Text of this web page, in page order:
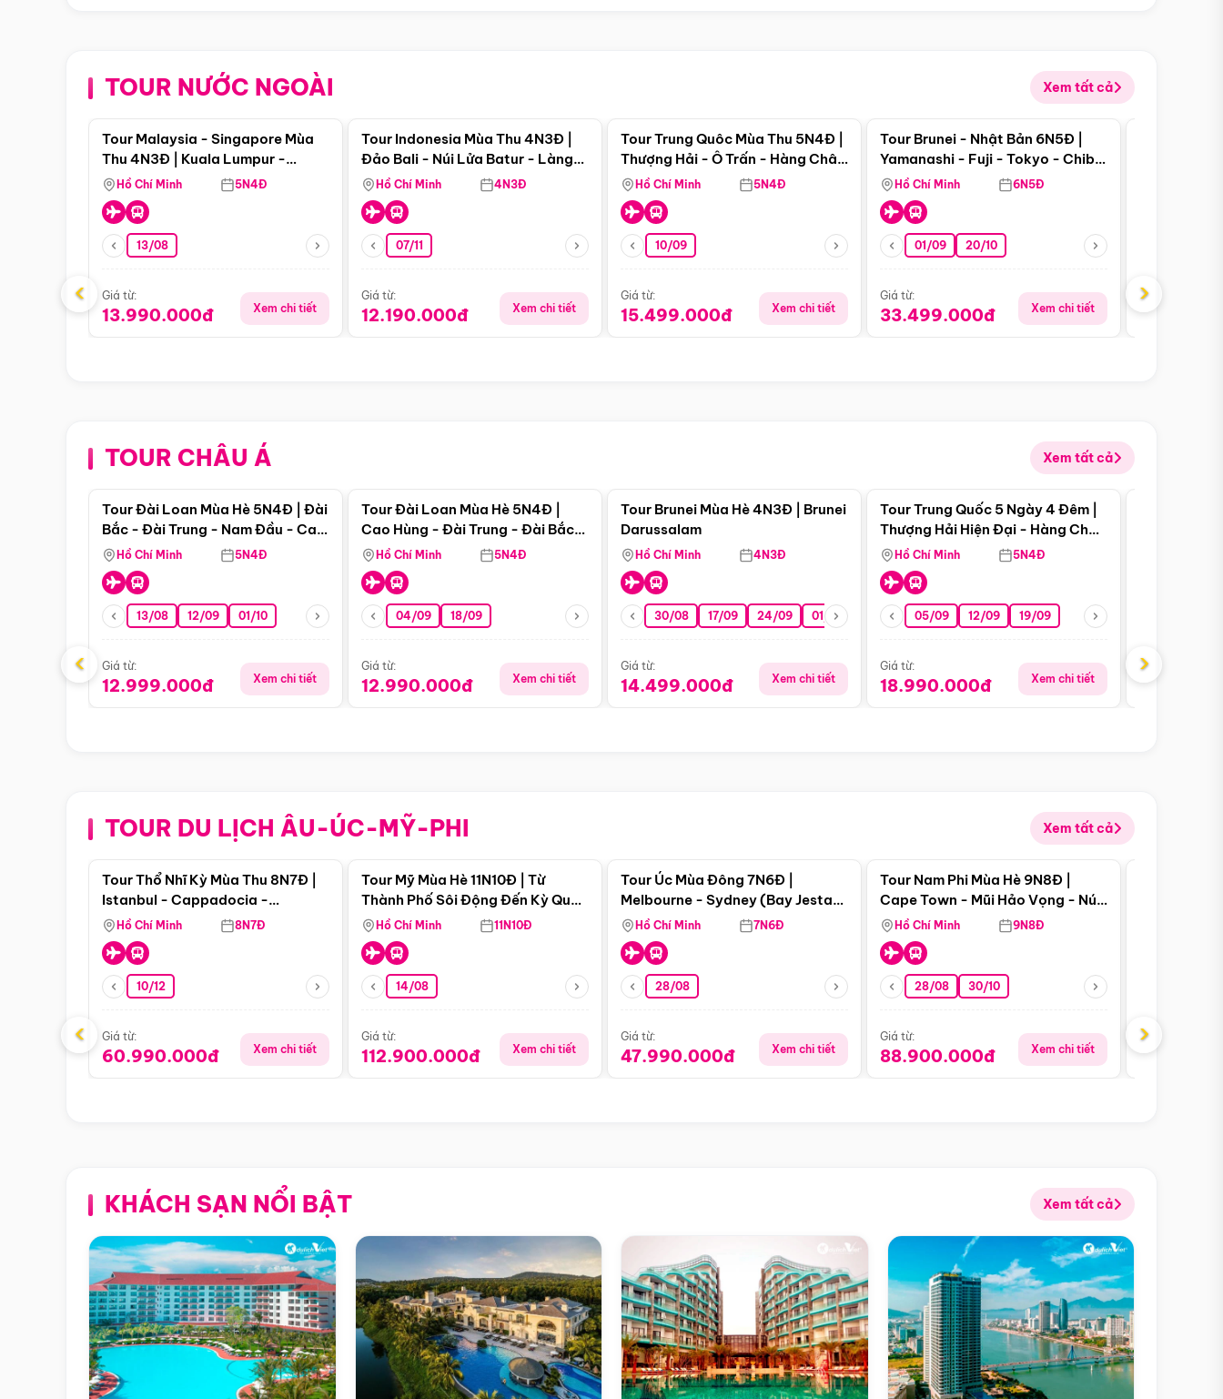
TOUR NƯỚC NGOÀI Xem tất cả
Điểm nổi bật
Tour Malaysia - Singapore Mùa
Thu 4N3Đ | Kuala Lumpur -
Malacca - Johor Baru -
Singapore
Hồ Chí Minh 5N4Đ
13/08
Giá từ:
13.990.000đ Xem chi tiết
Tour Indonesia Mùa Thu 4N3Đ |
Đảo Bali - Núi Lửa Batur - Làng
Penglipuran
Hồ Chí Minh 4N3Đ
07/11
Giá từ:
12.190.000đ Xem chi tiết
Tour Trung Quôc Mùa Thu 5N4Đ |
Thượng Hải - Ô Trấn - Hàng Châu
(Tour Không Shopping)
Hồ Chí Minh 5N4Đ
10/09
Giá từ:
15.499.000đ Xem chi tiết
Điểm nổi bật
Tour Brunei - Nhật Bản 6N5Đ |
Yamanashi - Fuji - Tokyo - Chiba
- Freeday
Hồ Chí Minh 6N5Đ
01/09 20/10
Giá từ:
33.499.000đ Xem chi tiết
Giá từ:
‹ ›
TOUR CHÂU Á Xem tất cả
Điểm nổi bật
Tour Đài Loan Mùa Hè 5N4Đ | Đài
Bắc - Đài Trung - Nam Đầu - Cao
Hùng ( Bay Vn)
Hồ Chí Minh 5N4Đ
13/08 12/09 01/10
Giá từ:
12.999.000đ Xem chi tiết
Tour Đài Loan Mùa Hè 5N4Đ |
Cao Hùng - Đài Trung - Đài Bắc
(Bay Vj)
Hồ Chí Minh 5N4Đ
04/09 18/09
Giá từ:
12.990.000đ Xem chi tiết
Tour Brunei Mùa Hè 4N3Đ | Brunei
Darussalam
Hồ Chí Minh 4N3Đ
30/08 17/09 24/09 01/10 15/10 29/10
Giá từ:
14.499.000đ Xem chi tiết
Điểm nổi bật
Tour Trung Quốc 5 Ngày 4 Đêm |
Thượng Hải Hiện Đại - Hàng Châu
Nên Thơ - Ô Trấn Cổ Kính
Hồ Chí Minh 5N4Đ
05/09 12/09 19/09
Giá từ:
18.990.000đ Xem chi tiết
Giá từ:
‹ ›
TOUR DU LỊCH ÂU-ÚC-MỸ-PHI Xem tất cả
Điểm nổi bật
Tour Thổ Nhĩ Kỳ Mùa Thu 8N7Đ |
Istanbul - Cappadocia -
Pamukkale
Hồ Chí Minh 8N7Đ
10/12
Giá từ:
60.990.000đ Xem chi tiết
Tour Mỹ Mùa Hè 11N10Đ | Từ
Thành Phố Sôi Động Đến Kỳ Quan
Thiên Nhiên Mỹ
Hồ Chí Minh 11N10Đ
14/08
Giá từ:
112.900.000đ Xem chi tiết
Tour Úc Mùa Đông 7N6Đ |
Melbourne - Sydney (Bay Jestar
Airways)
Hồ Chí Minh 7N6Đ
28/08
Giá từ:
47.990.000đ Xem chi tiết
Điểm nổi bật
Tour Nam Phi Mùa Hè 9N8Đ |
Cape Town - Mũi Hảo Vọng - Núi
Bàn - Johannesburg - Pretoria -
Safari - Lodge
Hồ Chí Minh 9N8Đ
28/08 30/10
Giá từ:
88.900.000đ Xem chi tiết
Giá từ:
‹ ›
KHÁCH SẠN NỔI BẬT Xem tất cả